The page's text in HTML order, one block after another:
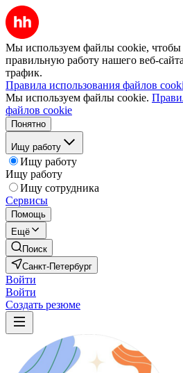
Мы используем файлы cookie, чтобы
правильную работу нашего веб-
трафик.
Правила использования файлов
Мы используем файлы cookie.
файлов cookie
Понятно
Ищу работу
Ищу работу
Ищу работу
Ищу сотрудника
Сервисы
Помощь
Ещё
Поиск
Санкт-Петербург
Войти
Войти
Создать резюме